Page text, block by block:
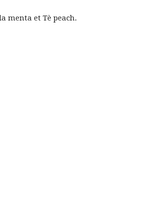
menta et Tè peach.